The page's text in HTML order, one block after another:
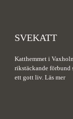
SVEKATT
Katthemmet i
rikstäckande förbund
ett gott liv. Läs mer